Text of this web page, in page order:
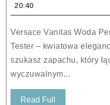
20:40
Versace Vanitas Woda Perfumowana Spray 100Ml
Tester – kwiatowa
szukasz zapachu, który
wyczuwalnym...
Read Full